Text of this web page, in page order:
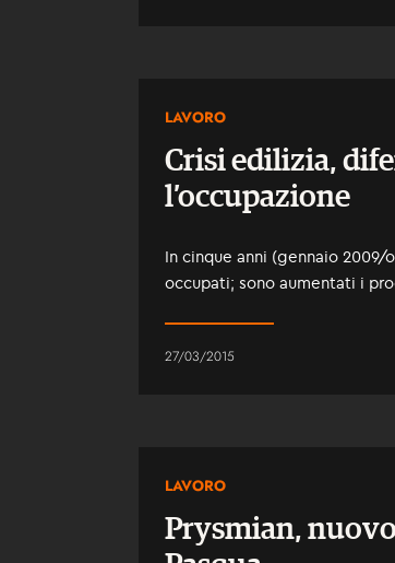
LAVORO
Crisi edilizia,
l’occupazione
In cinque anni (gennaio 2009/
occupati; sono aumentati i
27/03/2015
LAVORO
Prysmian,